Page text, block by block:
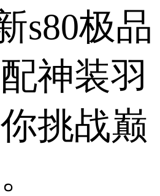
s80极品
神装羽
挑战巅